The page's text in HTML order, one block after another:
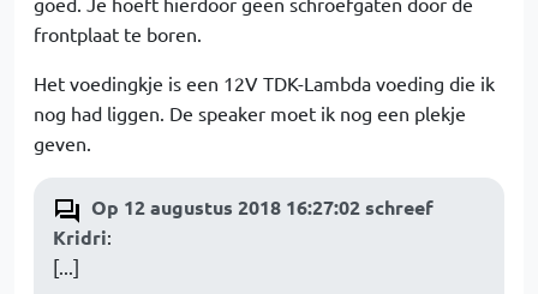
frontplaat te boren.
Het voedingkje is een 12V TDK-Lambda voeding die ik
nog had liggen. De speaker moet ik nog een plekje
geven.
Op 12 augustus 2018 16:27:02 schreef
Kridri:
[...]